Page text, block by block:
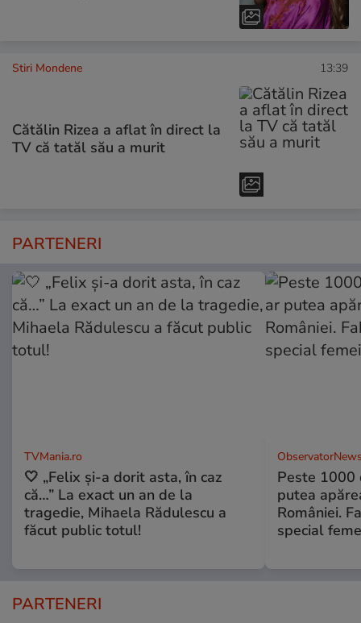
Stiri Mondene 13:39
Cătălin Rizea a aflat în direct la
TV că tatăl său a murit
PARTENERI
TVMania.ro
🤍 „Felix și-a dorit asta, în caz
că…” La exact un an de la
tragedie, Mihaela Rădulescu a
făcut public totul!
Peste 1000
putea
României.
special
PARTENERI